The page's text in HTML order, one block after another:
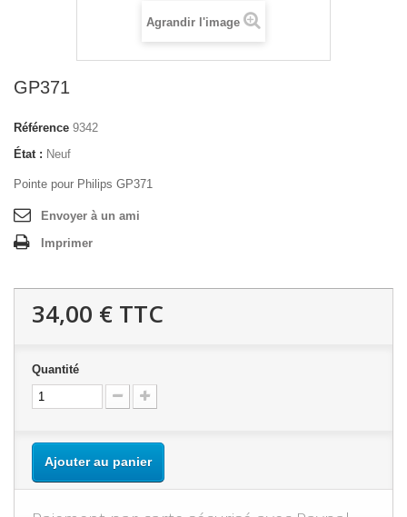
Agrandir l'image
GP371
Référence 9342
État : Neuf
Pointe pour Philips GP371
Envoyer à un ami
Imprimer
34,00 € TTC
Quantité
Ajouter au panier